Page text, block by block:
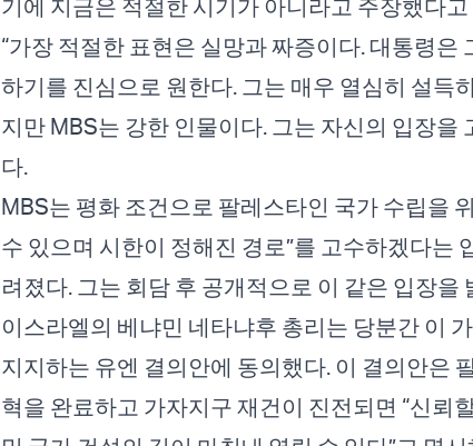
기에 지금은 적절한 시기가 아니라고 주장했다
“가장 적절한 표현은 실망과 짜증이다. 대통령은
하기를 진심으로 원한다. 그는 매우 열심히 설득
지만 MBS는 강한 인물이다. 그는 자신의 입장을
다.
MBS는 평화 조건으로 팔레스타인 국가 수립을
수 있으며 시한이 정해진 경로”를 고수하겠다는
려졌다. 그는 회담 후 공개적으로 이 같은 입장을
이스라엘의 베냐민 네타냐후 총리는 당분간 이
지지하는 유엔 결의안에 동의했다. 이 결의안은
혁을 완료하고 가자지구 재건이 진전되면 “신뢰